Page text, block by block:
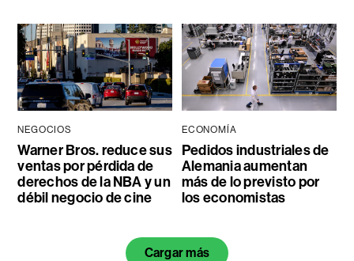
NEGOCIOS
Warner Bros. reduce sus
ventas por pérdida de
derechos de la NBA y un
débil negocio de cine
ECONOMÍA
Pedidos industriales de
Alemania aumentan
más de lo previsto por
los economistas
Cargar más